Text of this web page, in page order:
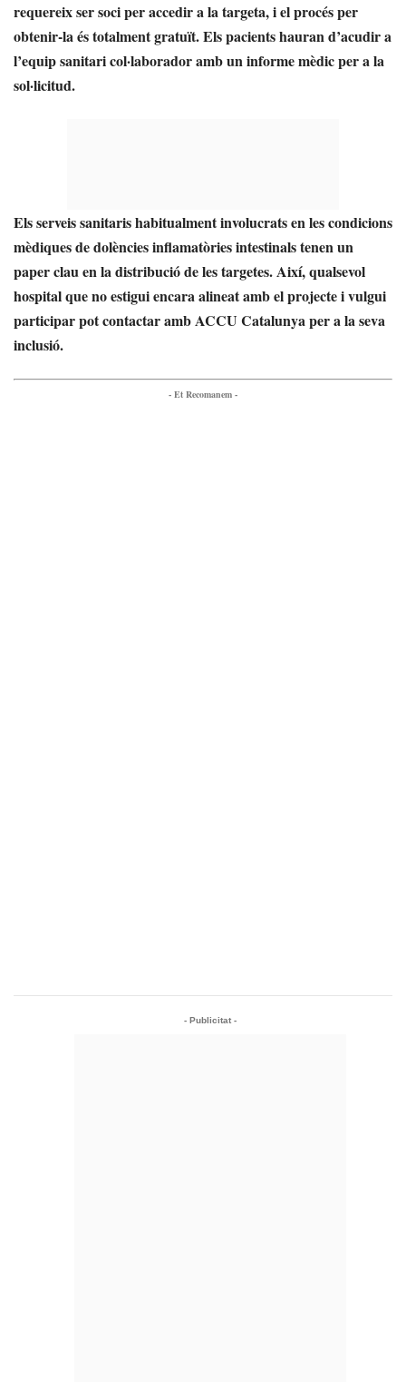
requereix ser soci per accedir a la targeta, i el procés per
obtenir-la és totalment gratuït. Els pacients hauran d’acudir a
l’equip sanitari col·laborador amb un informe mèdic per a la
sol·licitud.
Els serveis sanitaris habitualment involucrats en les condicions
mèdiques de dolències inflamatòries intestinals tenen un
paper clau en la distribució de les targetes. Així, qualsevol
hospital que no estigui encara alineat amb el projecte i vulgui
participar pot contactar amb ACCU Catalunya per a la seva
inclusió.
- Et Recomanem -
- Publicitat -